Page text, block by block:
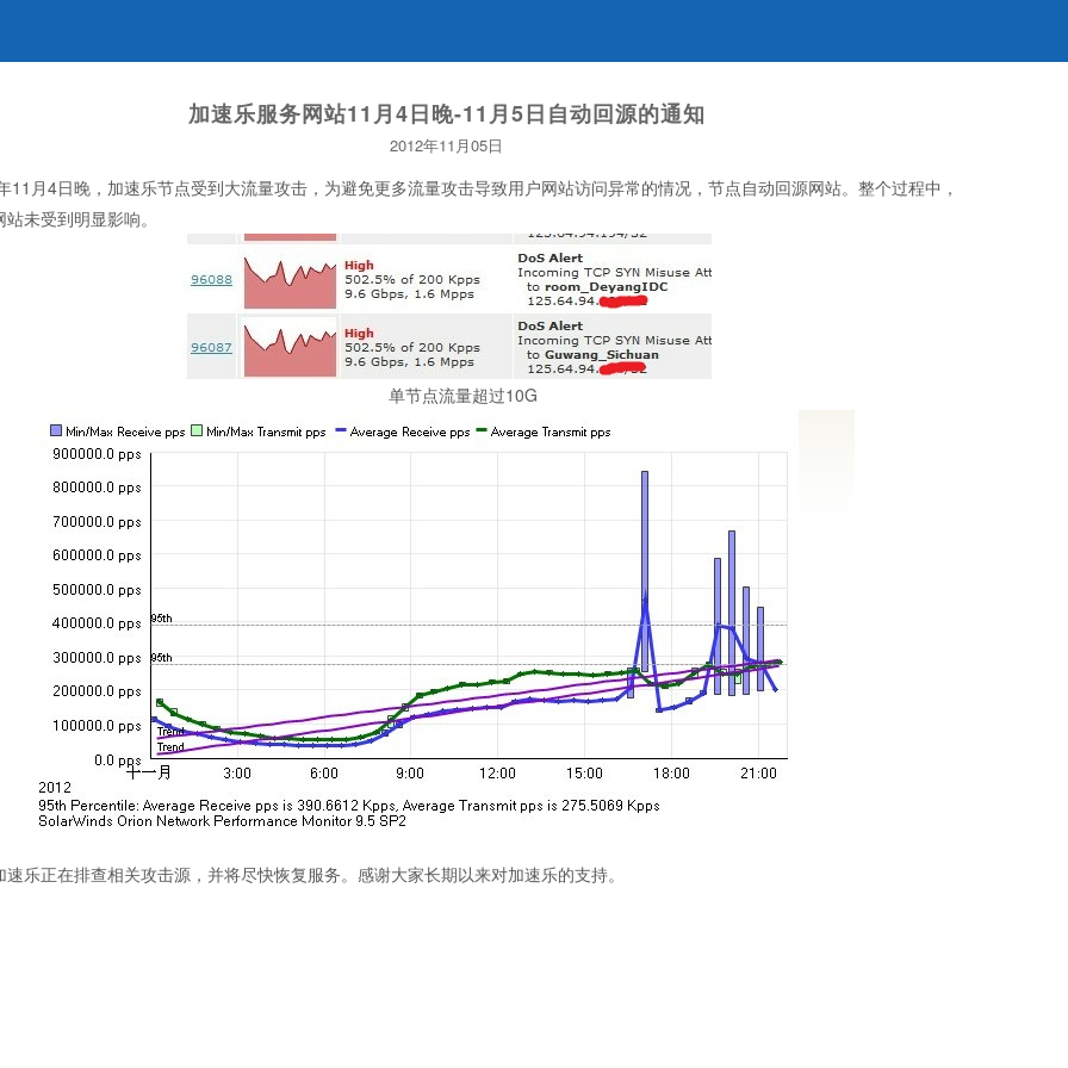
加速乐服务网站11月4日晚-11月5日自动回源的通知
2012年11月05日
11月4日晚，加速乐节点受到大流量攻击，为避免更多流量攻击导致用户网站访问异常的情况，节点自动回源网站。整个过程中，
未受到明显影响。
单节点流量超过10G
速乐正在排查相关攻击源，并将尽快恢复服务。感谢大家长期以来对加速乐的支持。